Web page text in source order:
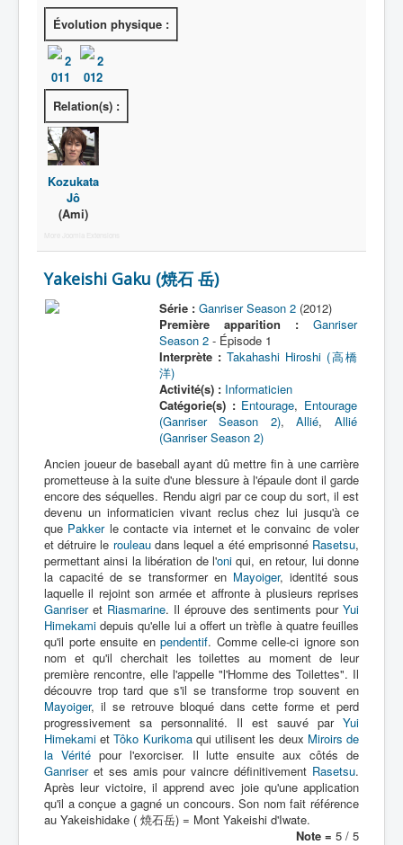
Évolution physique :
2
011
2
012
Relation(s) :
Kozukata
Jô
(Ami)
More Joomla Extensions
Yakeishi Gaku (焼石 岳)
Série : Ganriser Season 2(2012)
Première apparition :
Ganriser
Season 2- Épisode 1
Interprète : Takahashi Hiroshi (高橋
洋)
Activité(s) : Informaticien
Catégorie(s) : Entourage, Entourage
(Ganriser Season 2),Allié, Allié
(Ganriser Season 2)
Ancien joueur de baseball ayant dû mettre fin à une carrière
prometteuse à la suite d'une blessure à l'épaule dont il garde
encore des séquelles. Rendu aigri par ce coup du sort, il est
devenu un informaticien vivant reclus chez lui jusqu'à ce
que Pakkerle contacte via internet et le convainc de voler
et détruire le rouleaudans lequel a été emprisonné Rasetsu,
permettant ainsi la libération de l'oni qui, en retour, lui donne
la capacité de se transformer en Mayoiger, identité sous
laquelle il rejoint son armée et affronte à plusieurs reprises
Ganriseret Riasmarine. Il éprouve des sentiments pour Yui
Himekami depuis qu'elle lui a offert un trèfle à quatre feuilles
qu'il porte ensuite en pendentif. Comme celle-ci ignore son
nom et qu'il cherchait les toilettes au moment de leur
première rencontre, elle l'appelle "l'Homme des Toilettes". Il
découvre trop tard que s'il se transforme trop souvent en
Mayoiger, il se retrouve bloqué dans cette forme et perd
progressivement sa personnalité. Il est sauvé par Yui
Himekami etTôko Kurikomaqui utilisent les deux Miroirs de
la Véritépour l'exorciser. Il lutte ensuite aux côtés de
Ganriseret ses amis pour vaincre définitivement Rasetsu.
Après leur victoire, il apprend avec joie qu'une application
qu'il a conçue a gagné un concours. Son nom fait référence
au Yakeishidake ( 焼石岳) = Mont Yakeishi d'Iwate.
Note = 5 / 5